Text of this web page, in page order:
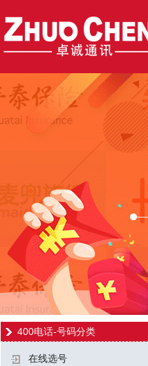
工业/环
400电话-号码分类
在线选号